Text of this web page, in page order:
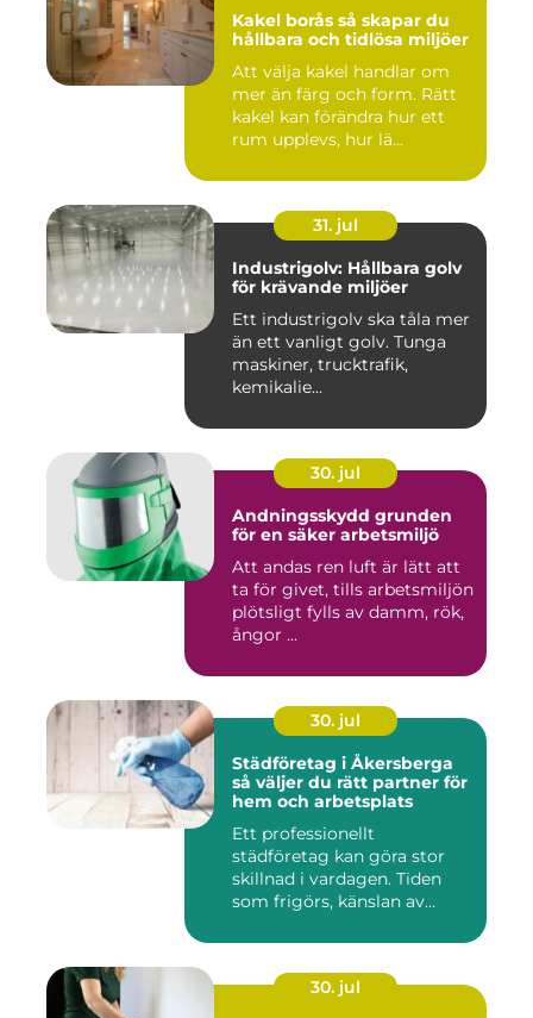
Kakel borås så skapar du
hållbara och tidlösa miljöer
Att välja kakel handlar om
mer än färg och form. Rätt
kakel kan förändra hur ett
rum upplevs, hur lä...
31. jul
Industrigolv: Hållbara golv
för krävande miljöer
Ett industrigolv ska tåla mer
än ett vanligt golv. Tunga
maskiner, trucktrafik,
kemikalie...
30. jul
Andningsskydd grunden
för en säker arbetsmiljö
Att andas ren luft är lätt att
ta för givet, tills arbetsmiljön
plötsligt fylls av damm, rök,
ångor ...
30. jul
Städföretag i Åkersberga
så väljer du rätt partner för
hem och arbetsplats
Ett professionellt
städföretag kan göra stor
skillnad i vardagen. Tiden
som frigörs, känslan av
30. jul